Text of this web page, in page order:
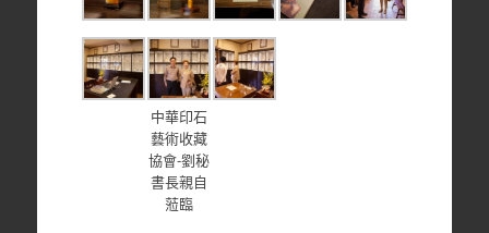
中華印石
藝術收藏
協會-劉秘
書長親自
蒞臨